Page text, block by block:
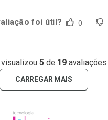
foi útil? 0
5de 19avaliações
CARREGAR MAIS